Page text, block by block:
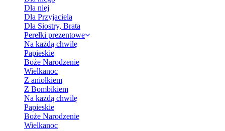
Dla niej
Dla Przyjaciela
Dla Siostry, Brata
Perełki prezentowe
Na każdą chwilę
Papieskie
Boże Narodzenie
Wielkanoc
Z aniołkiem
Z Bombikiem
Na każdą chwilę
Papieskie
Boże Narodzenie
Wielkanoc